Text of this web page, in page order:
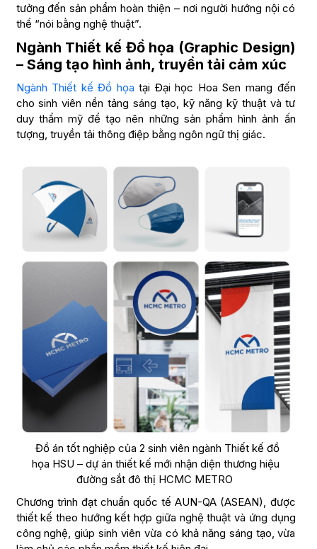
tưởng đến sản phẩm hoàn thiện – nơi người hướng nội có
thể “nói bằng nghệ thuật”.
Ngành Thiết kế Đồ họa (Graphic Design)
– Sáng tạo hình ảnh, truyền tải cảm xúc
Ngành Thiết kế Đồ họa tại Đại học Hoa Sen mang đến
cho sinh viên nền tảng sáng tạo, kỹ năng kỹ thuật và tư
duy thẩm mỹ để tạo nên những sản phẩm hình ảnh ấn
tượng, truyền tải thông điệp bằng ngôn ngữ thị giác.
Đồ án tốt nghiệp của 2 sinh viên ngành Thiết kế đồ
họa HSU – dự án thiết kế mới nhận diện thương hiệu
đường sắt đô thị HCMC METRO
Chương trình đạt chuẩn quốc tế AUN-QA (ASEAN), được
thiết kế theo hướng kết hợp giữa nghệ thuật và ứng dụng
công nghệ, giúp sinh viên vừa có khả năng sáng tạo, vừa